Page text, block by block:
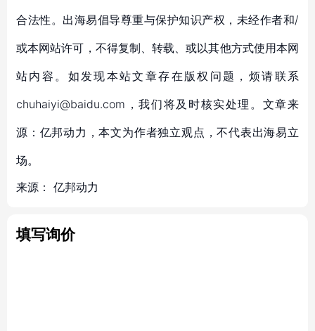
合法性。出海易倡导尊重与保护知识产权，未经作者和/
或本网站许可，不得复制、转载、或以其他方式使用本网
站内容。如发现本站文章存在版权问题，烦请联系
chuhaiyi@baidu.com，我们将及时核实处理。文章来
源：亿邦动力，本文为作者独立观点，不代表出海易立
场。
来源： 亿邦动力
填写询价